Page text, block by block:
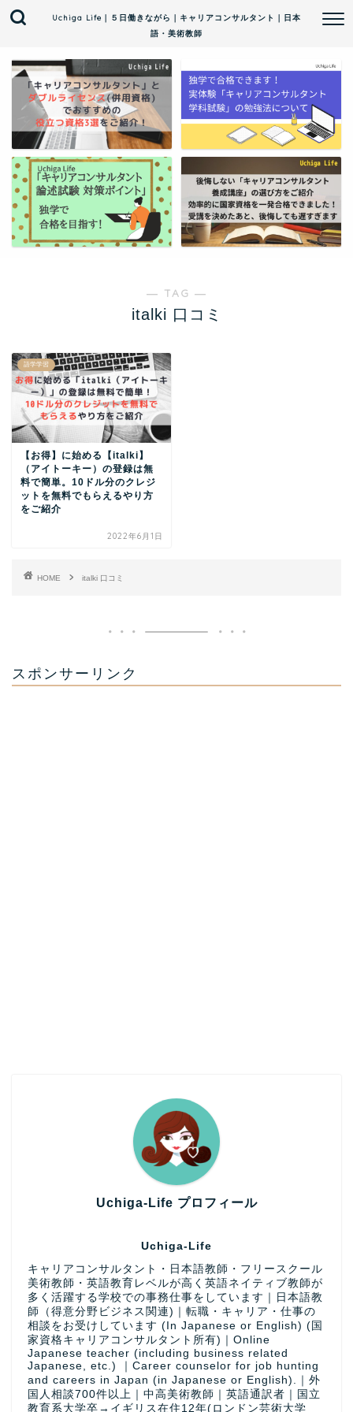
Uchiga Life｜５日働きながら｜キャリアコンサルタント｜日本
語・美術教師
― TAG ―
italki 口コミ
語学学習
【お得】に始める【italki】
（アイトーキー）の登録は無
料で簡単。10ドル分のクレジ
ットを無料でもらえるやり方
をご紹介
2022年6月1日
HOME italki 口コミ
スポンサーリンク
Uchiga-Life プロフィール
Uchiga-Life
キャリアコンサルタント・日本語教師・フリースクール
美術教師・英語教育レベルが高く英語ネイティブ教師が
多く活躍する学校での事務仕事をしています｜日本語教
師（得意分野ビジネス関連)｜転職・キャリア・仕事の
相談をお受けしています (In Japanese or English) (国
家資格キャリアコンサルタント所有)｜Online
Japanese teacher (including business related
Japanese, etc.) ｜Career counselor for job hunting
and careers in Japan (in Japanese or English).｜外
国人相談700件以上｜中高美術教師｜英語通訳者｜国立
教育系大学卒→イギリス在住12年(ロンドン芸術大学